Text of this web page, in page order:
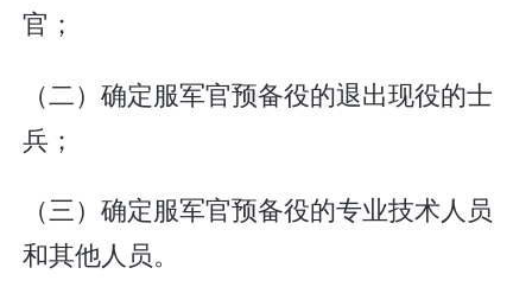
官；
（二）确定服军官预备役的退出现役的士
兵；
（三）确定服军官预备役的专业技术人员
和其他人员。